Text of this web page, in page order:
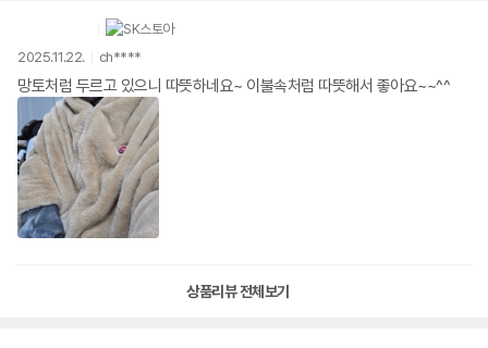
2025.11.22. ch****
망토처럼 두르고 있으니 따뜻하네요~ 이불속처럼 따뜻해서 좋아요~~^^
상품리뷰 전체보기